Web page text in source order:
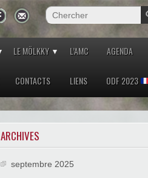
LE MÖLKKY L’AMC AGENDA
CONTACTS LIENS ODF 2023
ARCHIVES
septembre 2025